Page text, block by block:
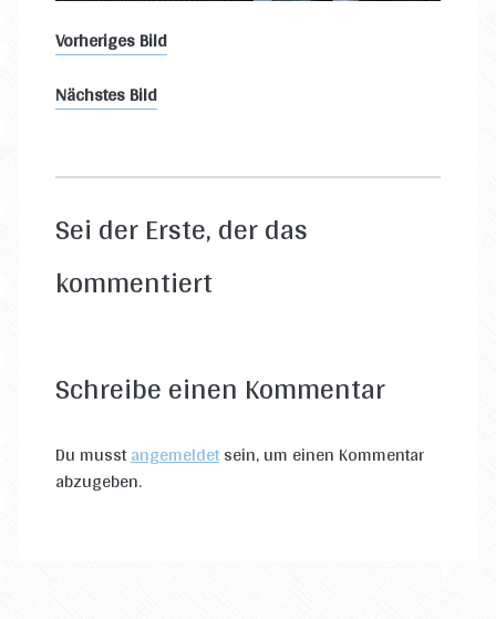
Vorheriges Bild
Nächstes Bild
Sei der Erste, der das
kommentiert
Schreibe einen Kommentar
Du musstangemeldetsein, um einen Kommentar
abzugeben.